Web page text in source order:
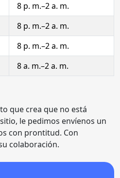
8 p. m.–2 a. m.
8 p. m.–2 a. m.
8 p. m.–2 a. m.
8 a. m.–2 a. m.
que crea que no está
le pedimos envíenos un
con prontitud. Con
colaboración.